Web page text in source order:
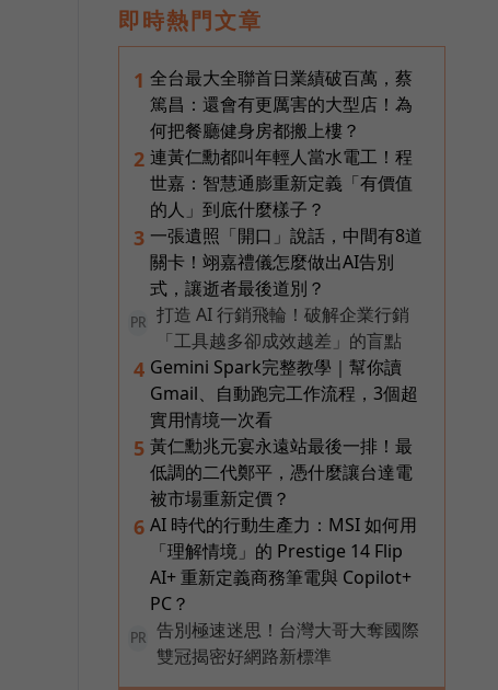
即時熱門文章
1 全台最大全聯首日業績破百萬，蔡
篤昌：還會有更厲害的大型店！為
何把餐廳健身房都搬上樓？
2 連黃仁勳都叫年輕人當水電工！程
世嘉：智慧通膨重新定義「有價值
的人」到底什麼樣子？
3 一張遺照「開口」說話，中間有8道
關卡！翊嘉禮儀怎麼做出AI告別
式，讓逝者最後道別？
PR
打造 AI 行銷飛輪！破解企業行銷
「工具越多卻成效越差」的盲點
4 Gemini Spark完整教學｜幫你讀
Gmail、自動跑完工作流程，3個超
實用情境一次看
5 黃仁勳兆元宴永遠站最後一排！最
低調的二代鄭平，憑什麼讓台達電
被市場重新定價？
6 AI 時代的行動生產力：MSI 如何用
「理解情境」的 Prestige 14 Flip
AI+ 重新定義商務筆電與 Copilot+
PC？
PR
告別極速迷思！台灣大哥大奪國際
雙冠揭密好網路新標準